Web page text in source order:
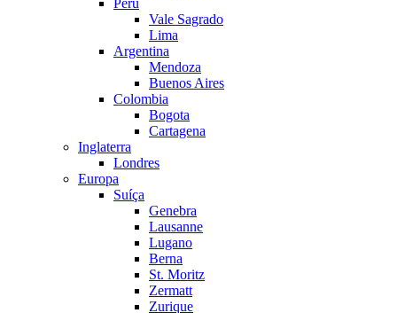
Peru
Vale Sagrado
Lima
Argentina
Mendoza
Buenos Aires
Colombia
Bogota
Cartagena
Inglaterra
Londres
Europa
Suíça
Genebra
Lausanne
Lugano
Berna
St. Moritz
Zermatt
Zurique